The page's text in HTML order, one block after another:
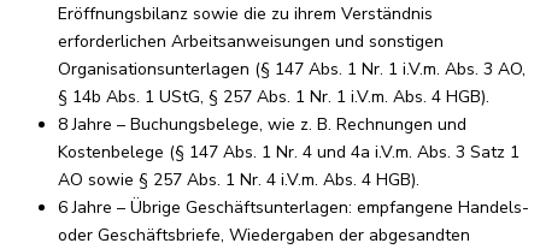
Eröffnungsbilanz sowie die zu ihrem Verständnis
erforderlichen Arbeitsanweisungen und sonstigen
Organisationsunterlagen (§ 147 Abs. 1 Nr. 1 i.V.m. Abs. 3 AO,
§ 14b Abs. 1 UStG, § 257 Abs. 1 Nr. 1 i.V.m. Abs. 4 HGB).
8 Jahre – Buchungsbelege, wie z. B. Rechnungen und
Kostenbelege (§ 147 Abs. 1 Nr. 4 und 4a i.V.m. Abs. 3 Satz 1
AO sowie § 257 Abs. 1 Nr. 4 i.V.m. Abs. 4 HGB).
6 Jahre – Übrige Geschäftsunterlagen: empfangene Handels-
oder Geschäftsbriefe, Wiedergaben der abgesandten